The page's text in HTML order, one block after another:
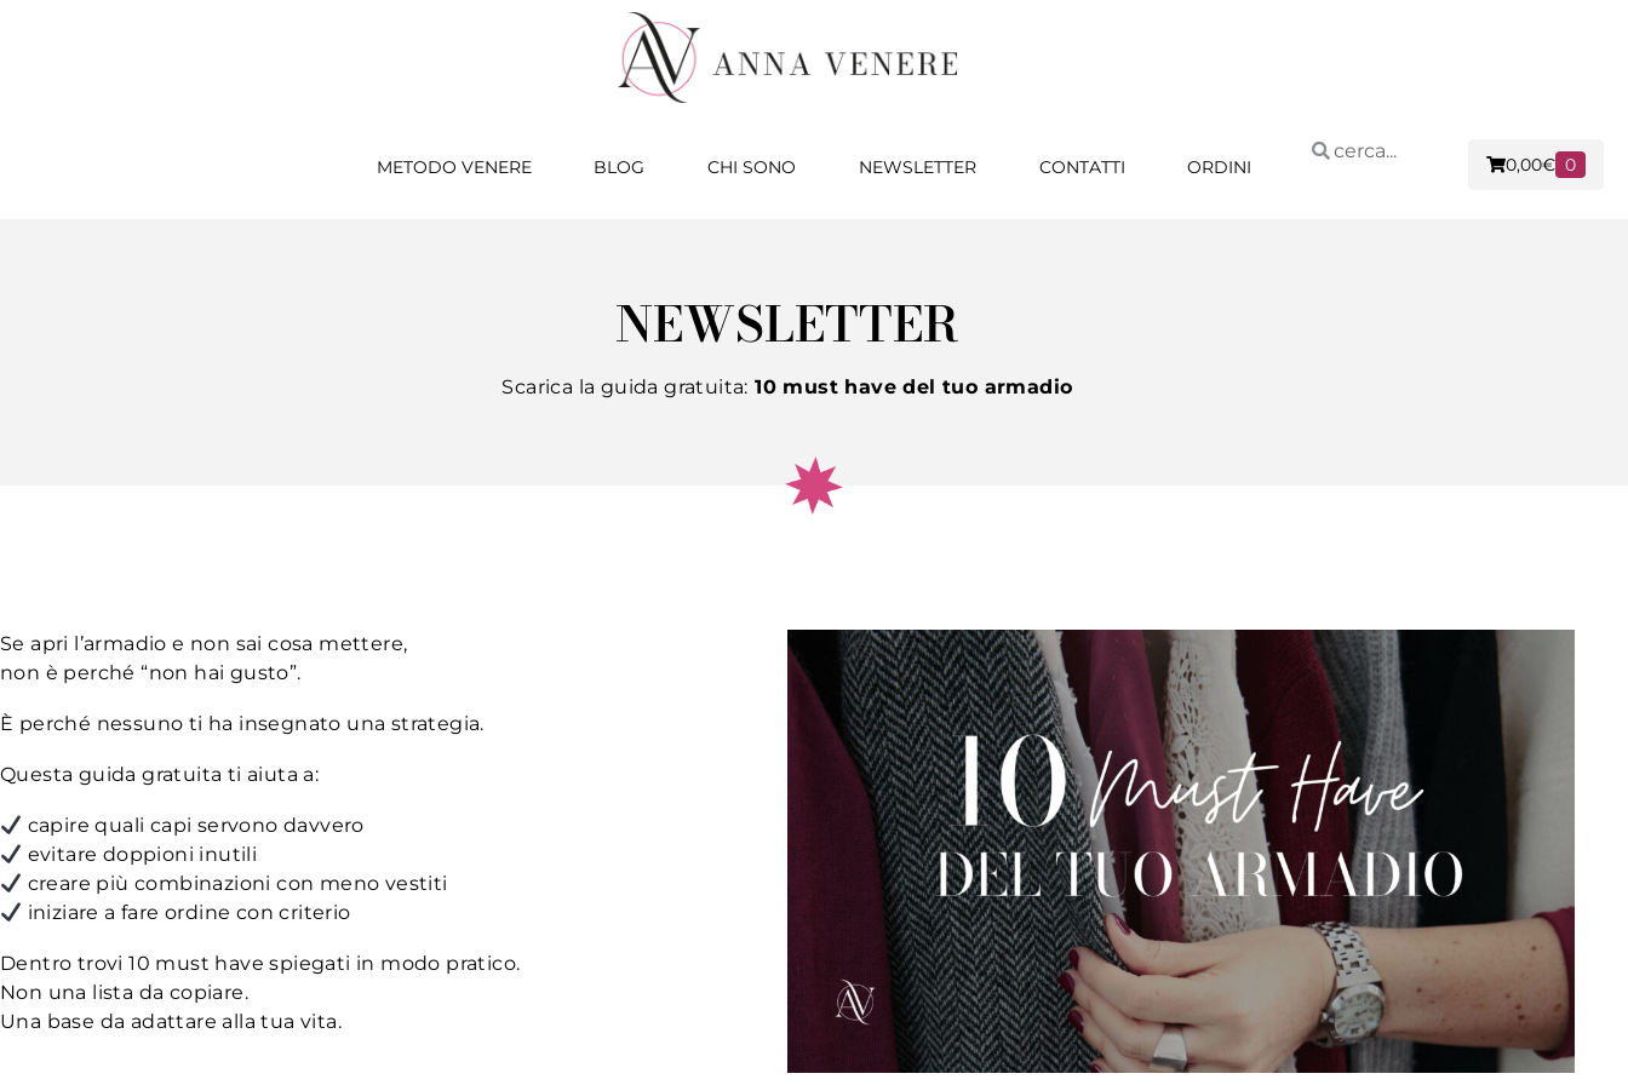
METODO VENERE BLOG CHI SONO NEWSLETTER CONTATTI ORDINI 0,00€ 0
NEWSLETTER
Scarica la guida gratuita: 10 must have del tuo armadio
Se apri l’armadio e non sai cosa mettere,
non è perché “non hai gusto”.
È perché nessuno ti ha insegnato una strategia.
Questa guida gratuita ti aiuta a:
capire quali capi servono davvero
evitare doppioni inutili
creare più combinazioni con meno vestiti
iniziare a fare ordine con criterio
Dentro trovi 10 must have spiegati in modo pratico.
Non una lista da copiare.
Una base da adattare alla tua vita.